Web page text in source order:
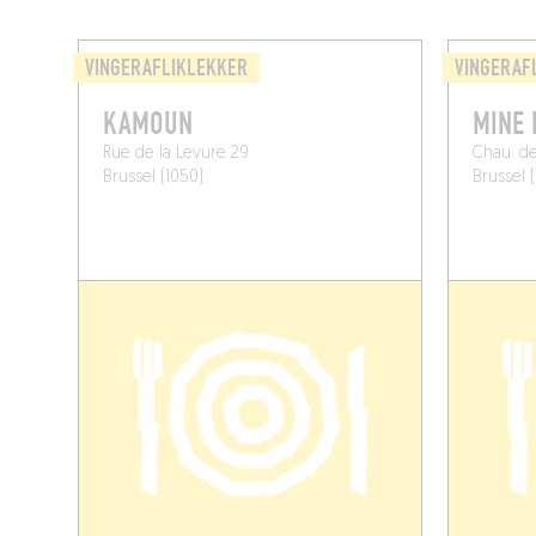
VINGERAFLIKLEKKER
KAMOUN
Rue de la Levure 29
Brussel (1050)
MINE
Chau.
Brussel